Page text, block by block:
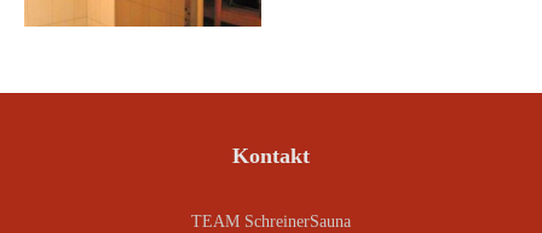
Kontakt
TEAM SchreinerSauna